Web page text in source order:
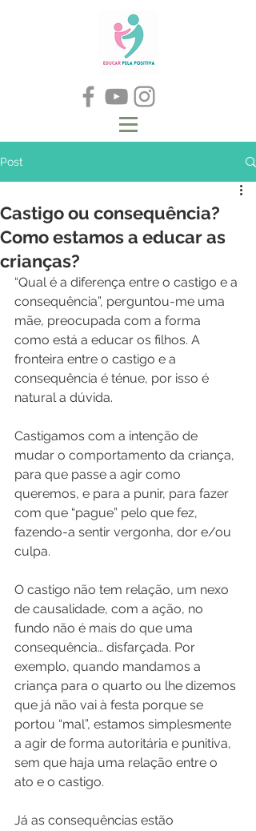
Post
Castigo ou consequência?
Como estamos a educar as
crianças?
“Qual é a diferença entre o castigo e a
consequência”, perguntou-me uma
mãe, preocupada com a forma
como está a educar os filhos. A
fronteira entre o castigo e a
consequência é ténue, por isso é
natural a dúvida.
Castigamos com a intenção de
mudar o comportamento da criança,
para que passe a agir como
queremos, e para a punir, para fazer
com que “pague” pelo que fez,
fazendo-a sentir vergonha, dor e/ou
culpa.
O castigo não tem relação, um nexo
de causalidade, com a ação, no
fundo não é mais do que uma
consequência… disfarçada. Por
exemplo, quando mandamos a
criança para o quarto ou lhe dizemos
que já não vai à festa porque se
portou “mal”, estamos simplesmente
a agir de forma autoritária e punitiva,
sem que haja uma relação entre o
ato e o castigo.
Já as consequências estão